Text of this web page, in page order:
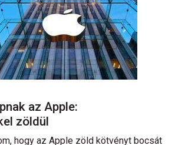
az Apple:
zöldül
hogy az Apple zöld kötvényt bocsát